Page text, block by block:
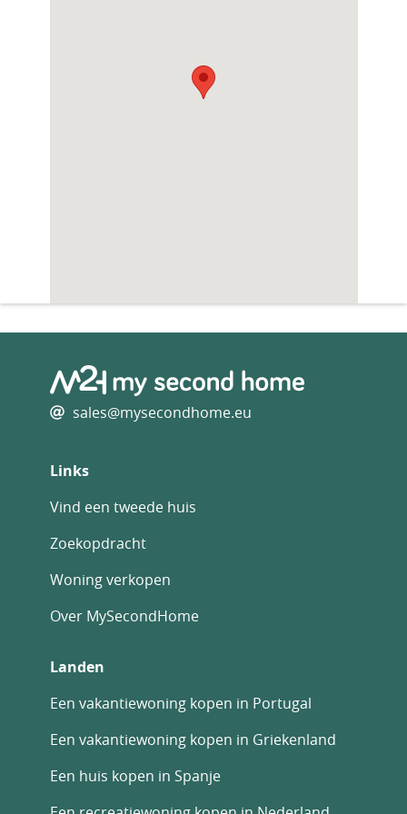
sales@mysecondhome.eu
Links
Vind een tweede huis
Zoekopdracht
Woning verkopen
Over MySecondHome
Landen
Een vakantiewoning kopen in Portugal
Een vakantiewoning kopen in Griekenland
Een huis kopen in Spanje